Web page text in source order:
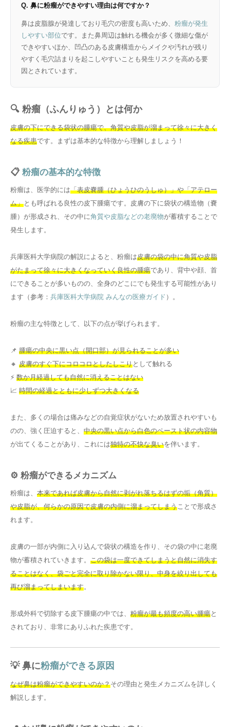
Q. 鼻に粉瘤ができやすい理由は何ですか？
鼻は皮脂腺が発達しており毛穴の密度も高いため、 粉瘤が発生
しやすい部位です。また鼻周辺は触れる機会が多く微細な傷が
できやすいほか、凹凸のある皮膚構造からメイクや汚れが残り
やすく毛穴詰まりを起こしやすいことも発生リスクを高める要
因とされています。
🔍 粉瘤（ふんりゅう）とは何か
皮膚の下にできる袋状の腫瘍で、角質や皮脂が溜まって徐々に大きく
なる疾患です。まずは基本的な特徴から理解しましょう！
📋 粉瘤の基本的な特徴
粉瘤は、医学的には「表皮嚢腫（ひょうひのうしゅ）」や「アテロー
ム」とも呼ばれる良性の皮下腫瘍です。皮膚の下に袋状の構造物（嚢
腫）が形成され、その中に角質や皮脂などの老廃物が蓄積することで
発生します。
兵庫医科大学病院の解説によると、粉瘤は皮膚の袋の中に角質や皮脂
がたまって徐々に大きくなっていく良性の腫瘍であり、背中や顔、首
にできることが多いものの、全身のどこにでも発生する可能性があり
ます（参考： 兵庫医科大学病院 みんなの医療ガイド ）。
粉瘤の主な特徴として、以下の点が挙げられます。
📌 腫瘍の中央に黒い点（開口部）が見られることが多い
🔸 皮膚のすぐ下にコロコロとしたしこりとして触れる
⚡ 数か月経過しても自然に消えることはない
📈 時間の経過とともに少しずつ大きくなる
また、多くの場合は痛みなどの自覚症状がないため放置されやすいも
のの、強く圧迫すると、 中央の黒い点から白色のペースト状の内容物
が出てくることがあり、これには独特の不快な臭いを伴います。
⚙️ 粉瘤ができるメカニズム
粉瘤は、 本来であれば皮膚から自然に剥がれ落ちるはずの垢（角質）
や皮脂が、何らかの原因で皮膚の内側に溜まってしまう ことで形成さ
れます。
皮膚の一部が内側に入り込んで袋状の構造を作り、その袋の中に老廃
物が蓄積されていきます。 この袋は一度できてしまうと自然に消失す
ることはなく、袋ごと完全に取り除かない限り、中身を絞り出しても
再び溜まってしまいます。
形成外科で切除する皮下腫瘍の中では、 粉瘤が最も頻度の高い腫瘍と
されており、非常にありふれた疾患です。
💡 鼻に粉瘤ができる原因
なぜ鼻は粉瘤ができやすいのか？その理由と発生メカニズムを詳しく
解説します。